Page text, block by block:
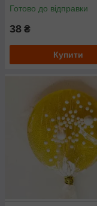
Готово до відправки
38 ₴
Купити